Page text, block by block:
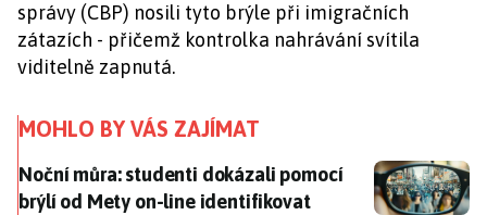
správy (CBP) nosili tyto brýle při imigračních
zátazích - přičemž kontrolka nahrávání svítila
viditelně zapnutá.
MOHLO BY VÁS ZAJÍMAT
Noční můra: studenti dokázali pomocí brýlí od Mety
Noční můra: studenti dokázali pomocí
brýlí od Mety on-line identifikovat